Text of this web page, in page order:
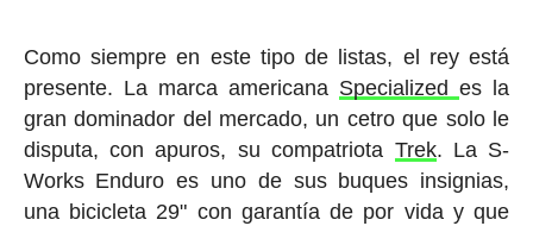
Como siempre en este tipo de listas, el rey está
presente. La marca americana Specializedes la
gran dominador del mercado, un cetro que solo le
disputa, con apuros, su compatriota Trek. La S-
Works Enduro es uno de sus buques insignias,
una bicicleta 29" con garantía de por vida y que